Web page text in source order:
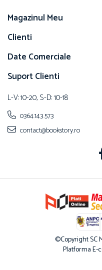
Magazinul Meu
Clienti
Date Comerciale
Suport Clienti
L-V: 10-20, S-D: 10-18
0364.143.573
contact@bookstory.ro
©Copyright SC
Platforma E-